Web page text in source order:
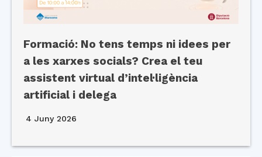
Formació: No tens temps ni idees per
a les xarxes socials? Crea el teu
assistent virtual d’intel·ligència
artificial i delega
4 Juny 2026